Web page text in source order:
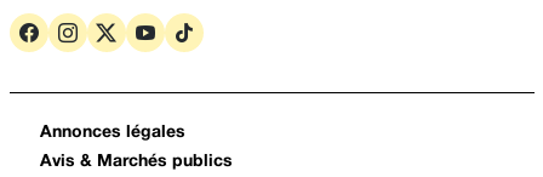
Annonces légales
Avis & Marchés publics